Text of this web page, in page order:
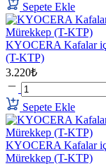
Sepete Ekle
KYOCERA Kafalar
(T-KTP)
3.220₺
Sepete Ekle
KYOCERA Kafalar
Mürekkep (T-KTP)